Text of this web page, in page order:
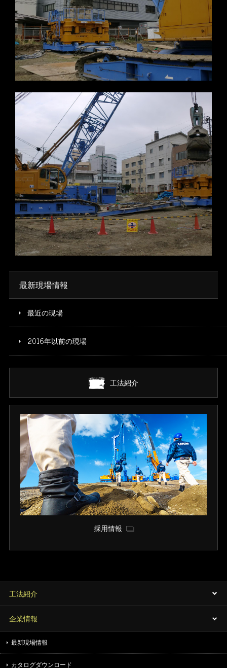
※写真をクリックすると拡大します
最新現場情報
最近の現場
2016年以前の現場
工法紹介
採用情報
工法紹介
企業情報
最新現場情報
カタログダウンロード